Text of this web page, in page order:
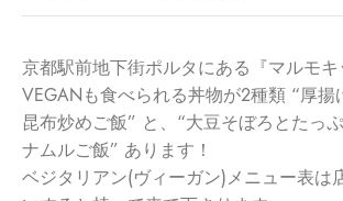
京都駅前地下街ポルタにある『マルモキ
VEGANも食べられる丼物が2種類 “厚揚
昆布炒めご飯” と、“大豆そぼろとたっ
ナムルご飯” あります！
ベジタリアン(ヴィーガン)メニュー表は